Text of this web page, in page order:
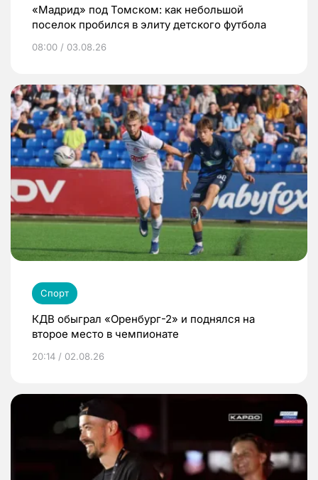
«Мадрид» под Томском: как небольшой
поселок пробился в элиту детского футбола
08:00 / 03.08.26
Спорт
КДВ обыграл «Оренбург-2» и поднялся на
второе место в чемпионате
20:14 / 02.08.26